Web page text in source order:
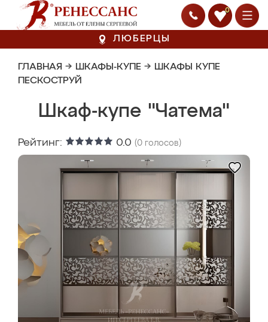
0
ЛЮБЕРЦЫ
ГЛАВНАЯ → ШКАФЫ-КУПЕ → ШКАФЫ КУПЕ
ПЕСКОСТРУЙ
Шкаф-купе "Чатема"
Рейтинг: 0.0 (0 голосов)